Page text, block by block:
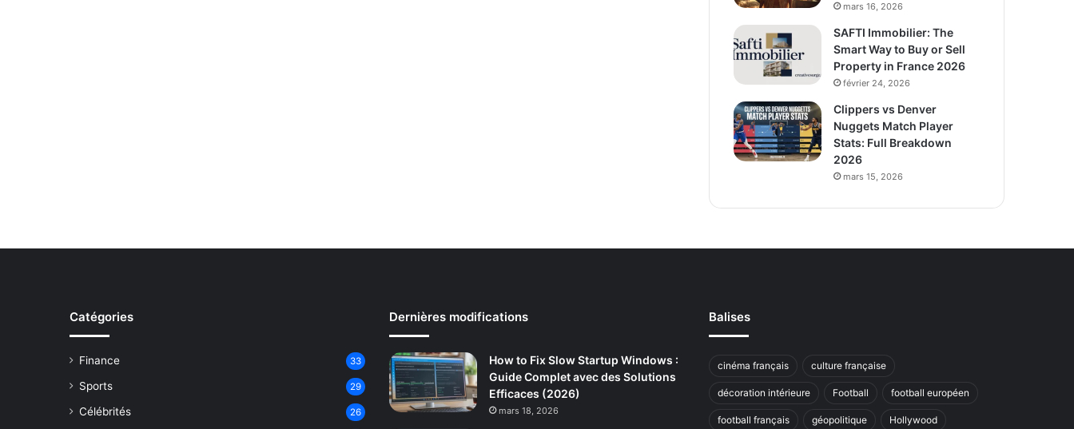
mars 16, 2026
SAFTI Immobilier: The
Smart Way to Buy or Sell
Property in France 2026
février 24, 2026
Clippers vs Denver
Nuggets Match Player
Stats: Full Breakdown
2026
mars 15, 2026
Catégories
Finance 33
Sports 29
Célébrités 26
Dernières modifications
How to Fix Slow Startup Windows :
Guide Complet avec des Solutions
Efficaces (2026)
mars 18, 2026
Balises
cinéma français culture française
décoration intérieure Football football européen
football français géopolitique Hollywood